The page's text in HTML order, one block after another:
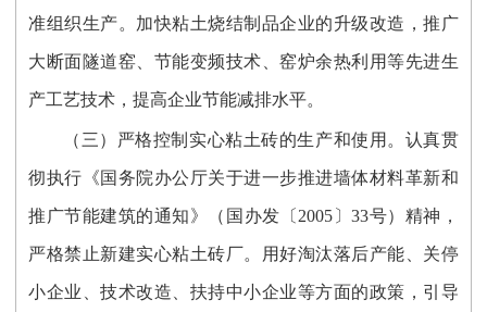
准组织生产。加快粘土烧结制品企业的升级改造，推广
大断面隧道窑、节能变频技术、窑炉余热利用等先进生
产工艺技术，提高企业节能减排水平。
（三）严格控制实心粘土砖的生产和使用。认真贯
彻执行《国务院办公厅关于进一步推进墙体材料革新和
推广节能建筑的通知》（国办发〔2005〕33号）精神，
严格禁止新建实心粘土砖厂。用好淘汰落后产能、关停
小企业、技术改造、扶持中小企业等方面的政策，引导